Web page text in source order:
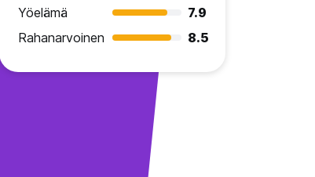
Yöelämä
7.9
Rahanarvoinen
8.5